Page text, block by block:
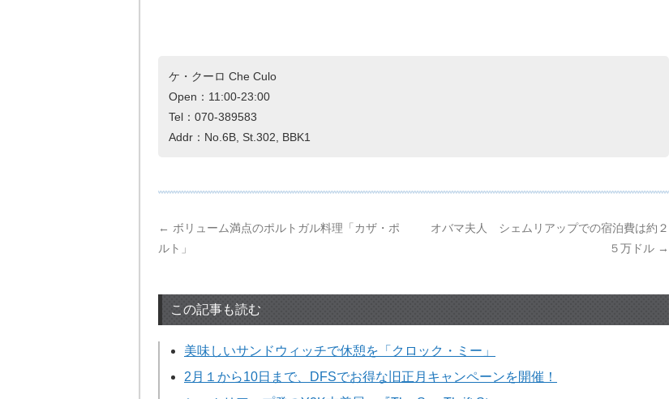
ケ・クーロ Che Culo
Open：11:00-23:00
Tel：070-389583
Addr：No.6B, St.302, BBK1
← ボリューム満点のポルトガル料理「カザ・ポ
ルト」
オバマ夫人 シェムリアップでの宿泊費は約２
５万ドル →
この記事も読む
美味しいサンドウィッチで休憩を「クロック・ミー」
2月１から10日まで、DFSでお得な旧正月キャンペーンを開催！